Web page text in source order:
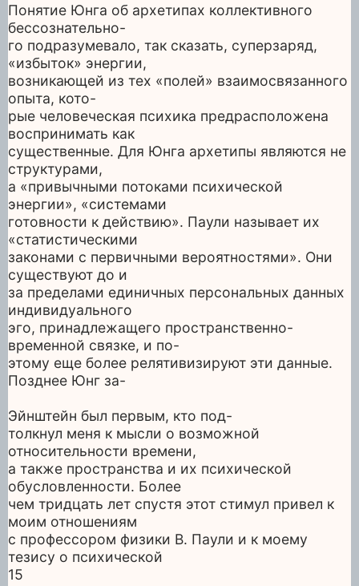
Понятие Юнга об архетипах коллективного
бессознательно-
го подразумевало, так сказать, суперзаряд,
«избыток» энергии,
возникающей из тех «полей» взаимосвязанного
опыта, кото-
рые человеческая психика предрасположена
воспринимать как
существенные. Для Юнга архетипы являются не
структурами,
а «привычными потоками психической
энергии», «системами
готовности к действию». Паули называет их
«статистическими
законами с первичными вероятностями». Они
существуют до и
за пределами единичных персональных данных
индивидуального
эго, принадлежащего пространственно-
временной связке, и по-
этому еще более релятивизируют эти данные.
Позднее Юнг за-
Эйнштейн был первым, кто под-
толкнул меня к мысли о возможной
относительности времени,
а также пространства и их психической
обусловленности. Более
чем тридцать лет спустя этот стимул привел к
моим отношениям
с профессором физики В. Паули и к моему
тезису о психической
15